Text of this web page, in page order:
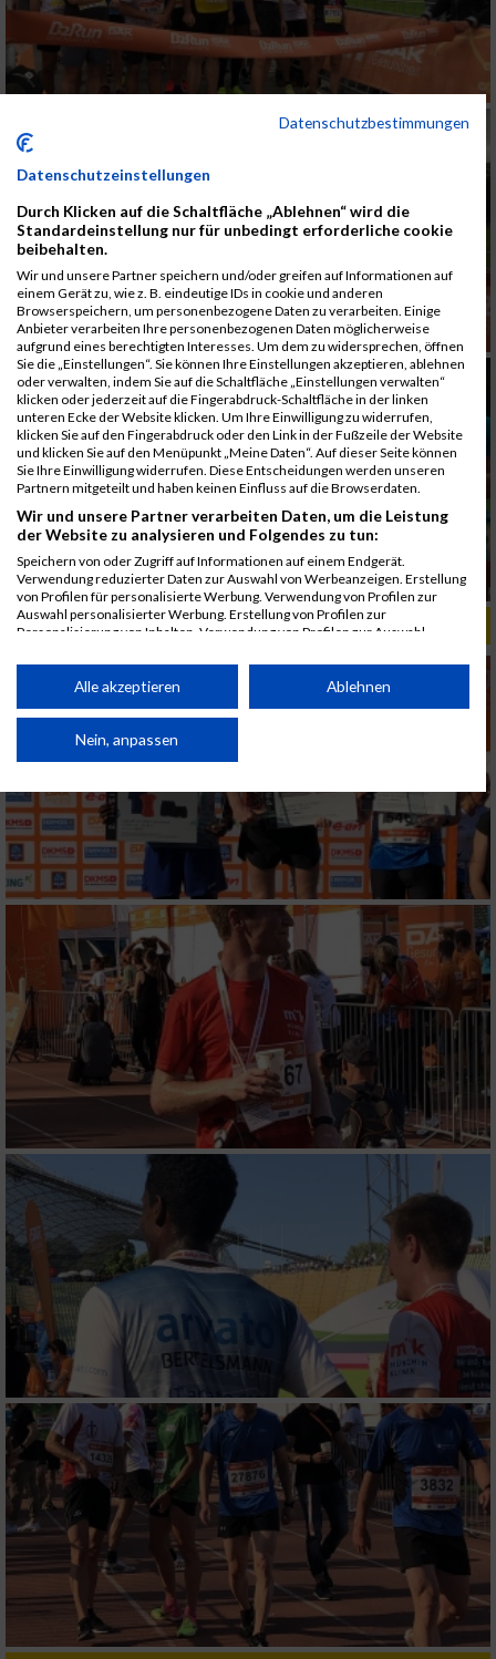
ALBUM B2RUN MÜNCHEN, B2RUN / 16.07.2019
Datenschutzbestimmungen
Datenschutzeinstellungen
Durch Klicken auf die Schaltfläche „Ablehnen“ wird die
Standardeinstellung nur für unbedingt erforderliche cookie
beibehalten.
Wir und unsere Partner speichern und/oder greifen auf Informationen auf
einem Gerät zu, wie z. B. eindeutige IDs in cookie und anderen
Browserspeichern, um personenbezogene Daten zu verarbeiten. Einige
Anbieter verarbeiten Ihre personenbezogenen Daten möglicherweise
aufgrund eines berechtigten Interesses. Um dem zu widersprechen, öffnen
Sie die „Einstellungen“. Sie können Ihre Einstellungen akzeptieren, ablehnen
oder verwalten, indem Sie auf die Schaltfläche „Einstellungen verwalten“
klicken oder jederzeit auf die Fingerabdruck-Schaltfläche in der linken
unteren Ecke der Website klicken. Um Ihre Einwilligung zu widerrufen,
klicken Sie auf den Fingerabdruck oder den Link in der Fußzeile der Website
und klicken Sie auf den Menüpunkt „Meine Daten“. Auf dieser Seite können
Sie Ihre Einwilligung widerrufen. Diese Entscheidungen werden unseren
Partnern mitgeteilt und haben keinen Einfluss auf die Browserdaten.
Wir und unsere Partner verarbeiten Daten, um die Leistung
der Website zu analysieren und Folgendes zu tun:
Speichern von oder Zugriff auf Informationen auf einem Endgerät.
Verwendung reduzierter Daten zur Auswahl von Werbeanzeigen. Erstellung
von Profilen für personalisierte Werbung. Verwendung von Profilen zur
Auswahl personalisierter Werbung. Erstellung von Profilen zur
Personalisierung von Inhalten. Verwendung von Profilen zur Auswahl
Performance von Inhalten. Analyse von Zielgruppen durch Statistiken oder
Kombinationen von Daten aus verschiedenen Quellen. Entwicklung und
von Inhalten.
Daten können außerhalb der Europäischen Union weitergegeben und in die
Website/App.
Partnerliste anzeigen (1 IAB-Anbieter)
Wir nutzen Ihre Daten für folgende Zwecke:
IAB-Verarbeitungszwecke:
Speichern von oder Zugriff auf Informationen
auf einem Endgerät
Verwendung reduzierter Daten zur Auswahl
von Werbeanzeigen
Erstellung von Profilen für personalisierte
Werbung
Verwendung von Profilen zur Auswahl
personalisierter Werbung
Erstellung von Profilen zur Personalisierung
von Inhalten
Verwendung von Profilen zur Auswahl
personalisierter Inhalte
Messung der Werbeleistung
Messung der Performance von Inhalten
Analyse von Zielgruppen durch Statistiken
oder Kombinationen von Daten aus
verschiedenen Quellen
Entwicklung und Verbesserung der Angebote
Verwendung reduzierter Daten zur Auswahl
von Inhalten
Alle akzeptieren Ablehnen
Nein, anpassen